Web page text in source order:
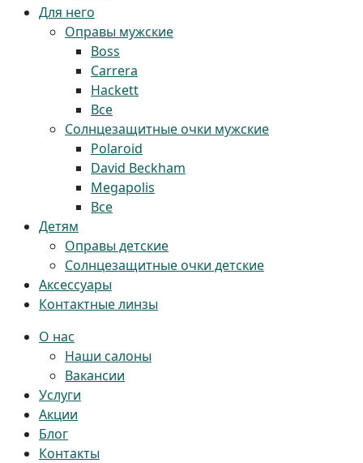
Для него
Оправы мужские
Boss
Carrera
Hackett
Все
Солнцезащитные очки мужские
Polaroid
David Beckham
Megapolis
Все
Детям
Оправы детские
Солнцезащитные очки детские
Аксессуары
Контактные линзы
О нас
Наши салоны
Вакансии
Услуги
Акции
Блог
Контакты